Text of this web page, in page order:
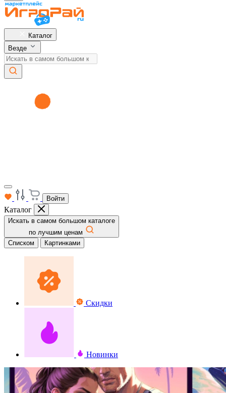
Каталог
Везде
Войти
Каталог
Искать в самом большом каталоге
по лучшим ценам
Списком
Картинками
Скидки
Новинки